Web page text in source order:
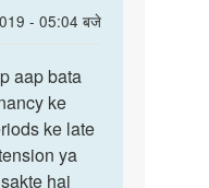
- 05:04 बजे
aap bata
ke
ke late
ya
hai